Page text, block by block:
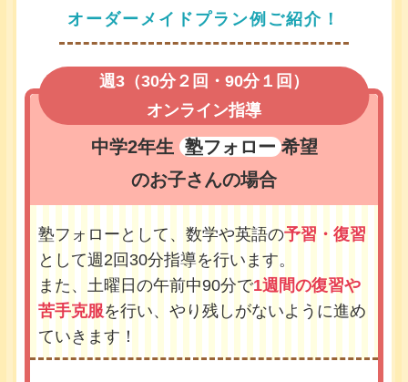
オーダーメイドプラン例ご紹介！
中学2年生 塾フォロー 希望
のお子さんの場合
塾フォローとして、数学や英語の予習・復習
として週2回30分指導を行います。
また、土曜日の午前中90分で1週間の復習や
苦手克服を行い、やり残しがないように進め
ていきます！
週3（30分２回・90分１回）
オンライン指導